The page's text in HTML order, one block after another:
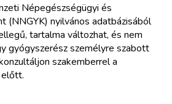
Népegészségügyi és
(NNGYK) nyilvános adatbázisából
tartalma változhat, és nem
gyógyszerész személyre szabott
szakemberrel a